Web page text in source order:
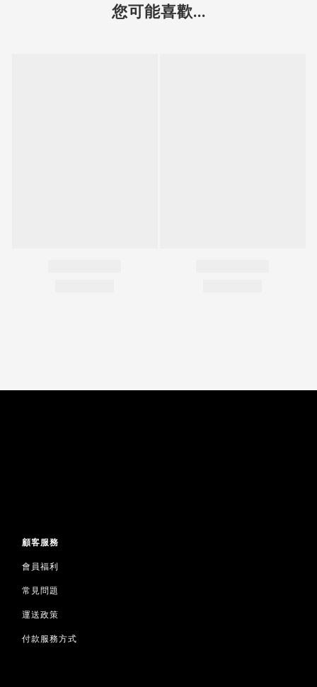
您可能喜歡...
顧客服務
會員福利
常見問題
運送政策
付款服務方式